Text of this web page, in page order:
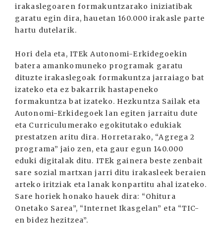
irakaslegoaren formakuntzarako iniziatibak
garatu egin dira, hauetan 160.000 irakasle parte
hartu dutelarik.
Hori dela eta, ITEk Autonomi-Erkidegoekin
batera amankomuneko programak garatu
dituzte irakaslegoak formakuntza jarraiago bat
izateko eta ez bakarrik hastapeneko
formakuntza bat izateko. Hezkuntza Sailak eta
Autonomi-Erkidegoek lan egiten jarraitu dute
eta Curriculumerako egokitutako edukiak
prestatzen aritu dira. Horretarako, “Agrega 2
programa” jaio zen, eta gaur egun 140.000
eduki digitalak ditu. ITEk gainera beste zenbait
sare sozial martxan jarri ditu irakasleek beraien
arteko iritziak eta lanak konpartitu ahal izateko.
Sare horiek honako hauek dira: “Ohitura
Onetako Sarea”, “Internet Ikasgelan” eta “TIC-
en bidez hezitzea”.